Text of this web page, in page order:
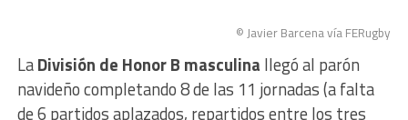
© Javier Barcena vía FERugby
LaDivisión de Honor B masculina llegó al parón
navideño completando 8 de las 11 jornadas (a falta
de 6 partidos aplazados, repartidos entre los tres